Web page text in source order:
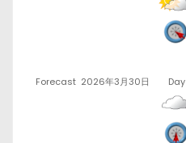
Forecast 2026年3月30日 Day